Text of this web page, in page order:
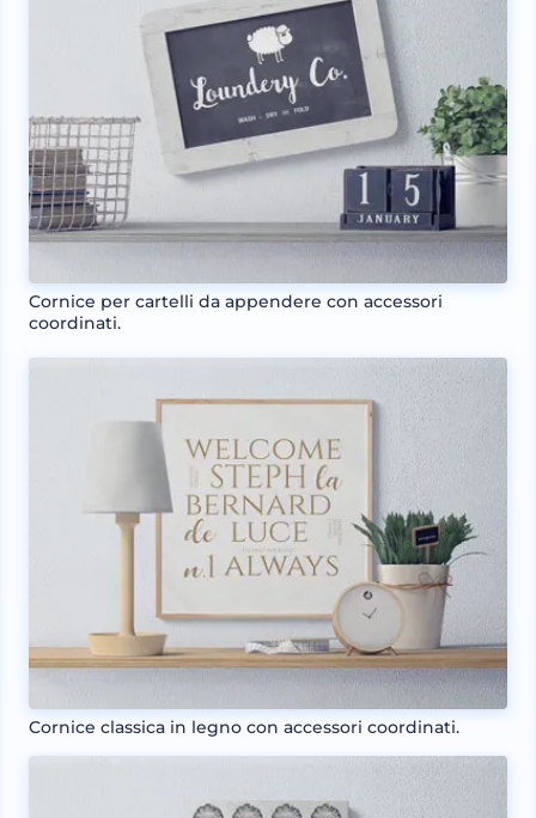
Cornice per cartelli da appendere con accessori
coordinati.
Cornice classica in legno con accessori coordinati.